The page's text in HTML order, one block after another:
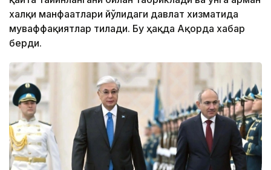
халқи манфаатлари йўлидаги давлат хизматида
муваффақиятлар тилади. Бу ҳақда Ақорда хабар
берди.